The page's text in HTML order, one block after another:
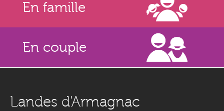
En famille
En couple
Landes d'Armagnac